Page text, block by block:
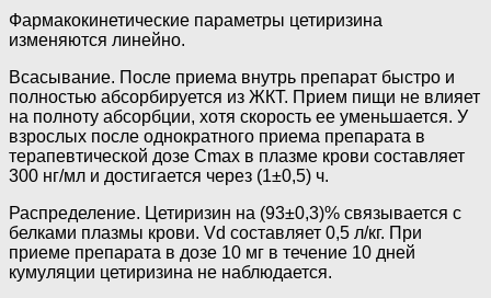
Фармакокинетические параметры цетиризина
изменяются линейно.
Всасывание. После приема внутрь препарат быстро и
полностью абсорбируется из ЖКТ. Прием пищи не влияет
на полноту абсорбции, хотя скорость ее уменьшается. У
взрослых после однократного приема препарата в
терапевтической дозе Cmax в плазме крови составляет
300 нг/мл и достигается через (1±0,5) ч.
Распределение. Цетиризин на (93±0,3)% связывается с
белками плазмы крови. Vd составляет 0,5 л/кг. При
приеме препарата в дозе 10 мг в течение 10 дней
кумуляции цетиризина не наблюдается.